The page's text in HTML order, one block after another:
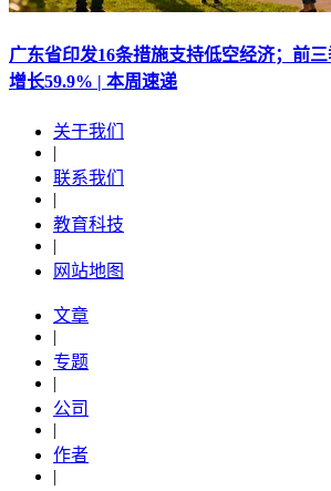
广东省印发16条措施支持低空经济；前
增长59.9% | 本周速递
关于我们
|
联系我们
|
教育科技
|
网站地图
文章
|
专题
|
公司
|
作者
|